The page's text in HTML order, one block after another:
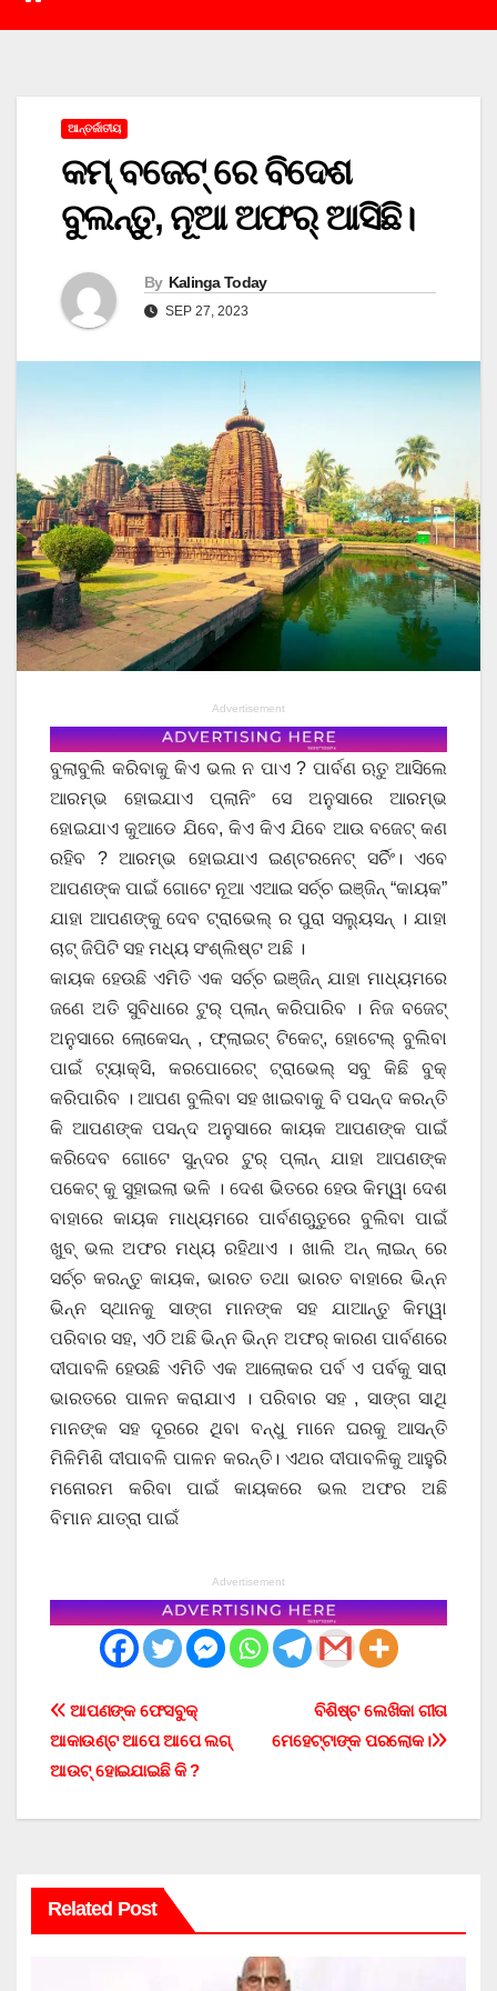
ଆନ୍ତର୍ଜାତୀୟ
କମ୍ ବଜେଟ୍ ରେ ବିଦେଶ
ବୁଲନ୍ତୁ, ନୂଆ ଅଫର୍ ଆସିଛି।
By Kalinga Today
SEP 27, 2023
Advertisement
ବୁଲାବୁଲି କରିବାକୁ କିଏ ଭଲ ନ ପାଏ ? ପାର୍ବଣ ଋତୁ ଆସିଲେ
ଆରମ୍ଭ ହୋଇଯାଏ ପ୍ଲାନିଂ ସେ ଅନୁସାରେ ଆରମ୍ଭ
ହୋଇଯାଏ କୁଆଡେ ଯିବେ, କିଏ କିଏ ଯିବେ ଆଉ ବଜେଟ୍ କଣ
ରହିବ ? ଆରମ୍ଭ ହୋଇଯାଏ ଇଣ୍ଟରନେଟ୍ ସର୍ଚିଂ। ଏବେ
ଆପଣଙ୍କ ପାଇଁ ଗୋଟେ ନୂଆ ଏଆଇ ସର୍ଚ୍ଚ ଇଞ୍ଜିନ୍ “କାୟକ”
ଯାହା ଆପଣଙ୍କୁ ଦେବ ଟ୍ରାଭେଲ୍ ର ପୁରା ସଲ୍ୟୁସନ୍ । ଯାହା
ଚାଟ୍ ଜିପିଟି ସହ ମଧ୍ୟ ସଂଶ୍ଲିଷ୍ଟ ଅଛି ।
କାୟକ ହେଉଛି ଏମିତି ଏକ ସର୍ଚ୍ଚ ଇଞ୍ଜିନ୍ ଯାହା ମାଧ୍ୟମରେ
ଜଣେ ଅତି ସୁବିଧାରେ ଟୁର୍ ପ୍ଲାନ୍ କରିପାରିବ । ନିଜ ବଜେଟ୍
ଅନୁସାରେ ଲୋକେସନ୍ , ଫ୍ଲାଇଟ୍ ଟିକେଟ୍, ହୋଟେଲ୍ ବୁଲିବା
ପାଇଁ ଟ୍ୟାକ୍ସି, କରପୋରେଟ୍ ଟ୍ରାଭେଲ୍ ସବୁ କିଛି ବୁକ୍
କରିପାରିବ । ଆପଣ ବୁଲିବା ସହ ଖାଇବାକୁ ବି ପସନ୍ଦ କରନ୍ତି
କି ଆପଣଙ୍କ ପସନ୍ଦ ଅନୁସାରେ କାୟକ ଆପଣଙ୍କ ପାଇଁ
କରିଦେବ ଗୋଟେ ସୁନ୍ଦର ଟୁର୍ ପ୍ଲାନ୍ ଯାହା ଆପଣଙ୍କ
ପକେଟ୍ କୁ ସୁହାଇଲା ଭଳି । ଦେଶ ଭିତରେ ହେଉ କିମ୍ୱା ଦେଶ
ବାହାରେ କାୟକ ମାଧ୍ୟମରେ ପାର୍ବଣଋୁତୁରେ ବୁଲିବା ପାଇଁ
ଖୁବ୍ ଭଲ ଅଫର ମଧ୍ୟ ରହିଥାଏ । ଖାଲି ଅନ୍ ଲାଇନ୍ ରେ
ସର୍ଚ୍ଚ କରନ୍ତୁ କାୟକ, ଭାରତ ତଥା ଭାରତ ବାହାରେ ଭିନ୍ନ
ଭିନ୍ନ ସ୍ଥାନକୁ ସାଙ୍ଗ ମାନଙ୍କ ସହ ଯାଆନ୍ତୁ କିମ୍ୱା
ପରିବାର ସହ, ଏଠି ଅଛି ଭିନ୍ନ ଭିନ୍ନ ଅଫର୍ କାରଣ ପାର୍ବଣରେ
ଦୀପାବଳି ହେଉଛି ଏମିତି ଏକ ଆଲୋକର ପର୍ବ ଏ ପର୍ବକୁ ସାରା
ଭାରତରେ ପାଳନ କରାଯାଏ । ପରିବାର ସହ , ସାଙ୍ଗ ସାଥି
ମାନଙ୍କ ସହ ଦୂରରେ ଥିବା ବନ୍ଧୁ ମାନେ ଘରକୁ ଆସନ୍ତି
ମିଳିମିଶି ଦୀପାବଳି ପାଳନ କରନ୍ତି। ଏଥର ଦୀପାବଳିକୁ ଆହୁରି
ମନୋରମ କରିବା ପାଇଁ କାୟକରେ ଭଲ ଅଫର ଅଛି
ବିମାନ ଯାତ୍ରା ପାଇଁ
Advertisement
Post
navigation
ବିଶିଷ୍ଟ ଲେଖିକା ଗୀତା
ମେହେଟ୍ଟାଙ୍କ ପରଲୋକ।
ଆପଣଙ୍କ ଫେସବୁକ୍
ଆକାଉଣ୍ଟ ଆପେ ଆପେ ଲଗ୍
ଆଉଟ୍ ହୋଇଯାଇଛି କି ?
Related Post